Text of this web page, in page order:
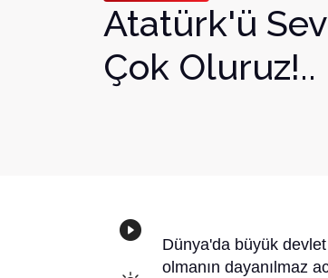
Atatürk'ü
Çok Oluruz!..
Dünya'da büyük
olmanın dayanılmaz